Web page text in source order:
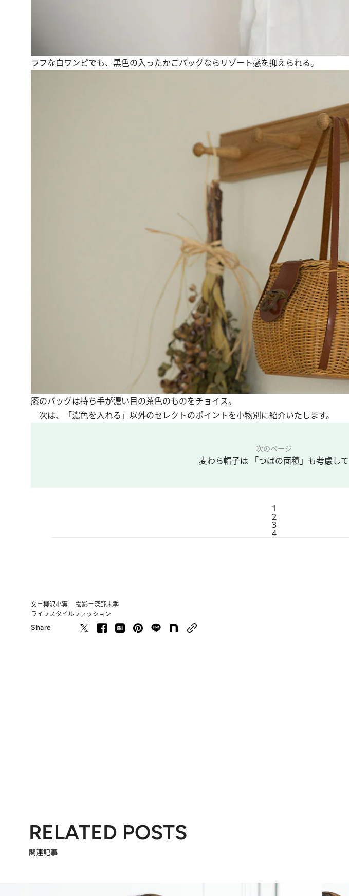
ラフな白ワンピでも、黒色の入ったかごバッグならリゾート感を抑えられる。
籐のバッグは持ち手が濃い目の茶色のものをチョイス。
次は、「濃色を入れる」以外のセレクトのポイントを小物別に紹介いたします。
次のページ
麦わら帽子は 「つばの面積」も考慮して
1
2
3
4
文＝柳沢小実 撮影＝深野未季
ライフスタイルファッション
Share
RELATED POSTS
関連記事